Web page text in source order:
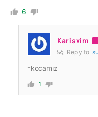
6
Karisvim
Reply to
*kocamız
1